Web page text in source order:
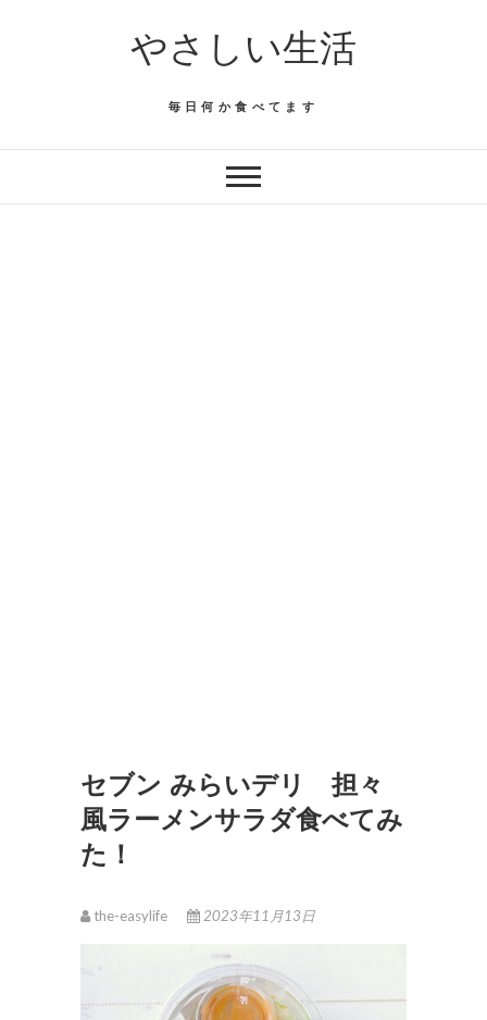
やさしい生活
毎日何か食べてます
セブン みらいデリ 担々
風ラーメンサラダ食べてみ
た！
the-easylife 2023年11月13日